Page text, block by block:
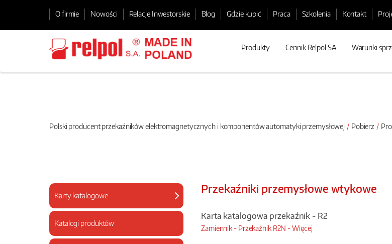
O firmie Nowości Relacje Inwestorskie Blog Gdzie kupić Praca Szkolenia Kontakt
Produkty Cennik Relpol SA Warunki
Polski producent przekaźników elektromagnetycznych i komponentów automatyki przemysłowej Pobierz
Karty katalogowe
Katalogi produktów
Przekaźniki przemysłowe wtykowe
Karta katalogowa przekaźnik - R2
Zamiennik - Przekaźnik R2N -Więcej